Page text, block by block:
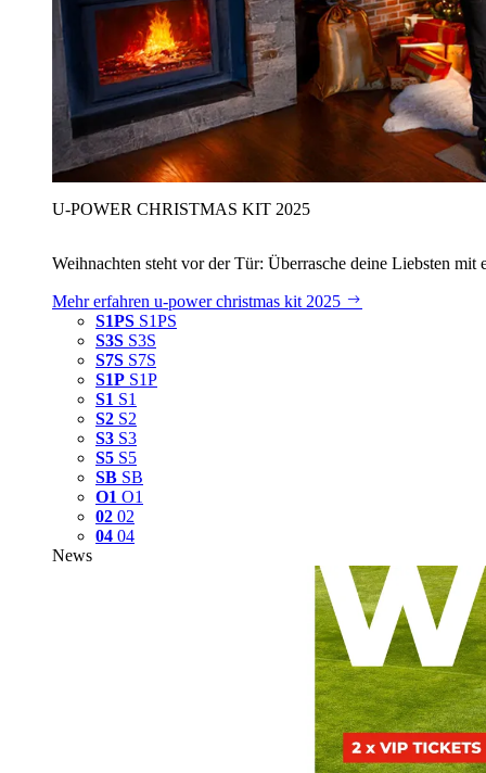
U‑POWER CHRISTMAS KIT 2025
Weihnachten steht vor der Tür: Überrasche deine Liebsten
Mehr erfahren u‑power christmas kit 2025
S1PS S1PS
S3S S3S
S7S S7S
S1P S1P
S1 S1
S2 S2
S3 S3
S5 S5
SB SB
O1 O1
02 02
04 04
News